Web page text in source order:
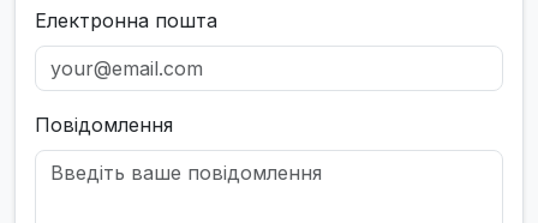
Електронна пошта
Повідомлення